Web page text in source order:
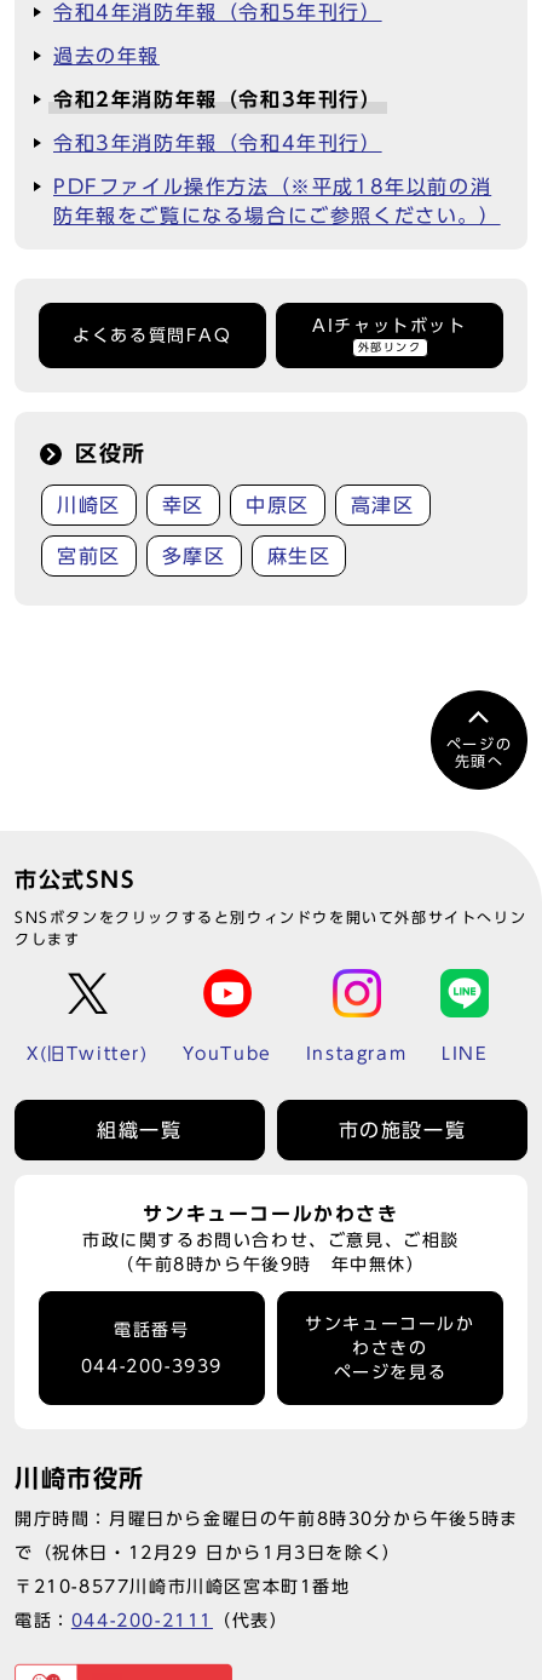
令和4年消防年報（令和5年刊行）
過去の年報
令和2年消防年報（令和3年刊行）
令和3年消防年報（令和4年刊行）
PDFファイル操作方法（※平成18年以前の消
防年報をご覧になる場合にご参照ください。）
よくある質問FAQ
AIチャットボット
外部リンク
区役所
川崎区 幸区 中原区 高津区
宮前区 多摩区 麻生区
ページの
先頭へ
市公式SNS
SNSボタンをクリックすると別ウィンドウを開いて外部サイトへリン
クします
X(旧Twitter) YouTube Instagram LINE
組織一覧 市の施設一覧
サンキューコールかわさき
市政に関するお問い合わせ、ご意見、ご相談
（午前8時から午後9時 年中無休）
電話番号
044-200-3939
サンキューコールか
わさきの
ページを見る
川崎市役所
開庁時間：月曜日から金曜日の午前8時30分から午後5時ま
で（祝休日・12月29 日から1月3日を除く）
〒210-8577川崎市川崎区宮本町1番地
電話： 044-200-2111 （代表）